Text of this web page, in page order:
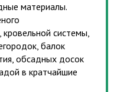
материалы.
системы,
балок
обсадных досок
в кратчайшие